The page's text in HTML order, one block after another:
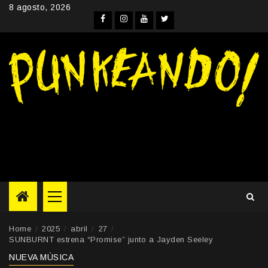
Skip8 agosto, 2026
Facebook
Instagram
YouTube
Twitter
Primary
Menu
Home 2025 abril
27
SUNBURNT estrena “Promise” junto a Jayden Seeley
NUEVA MÚSICA